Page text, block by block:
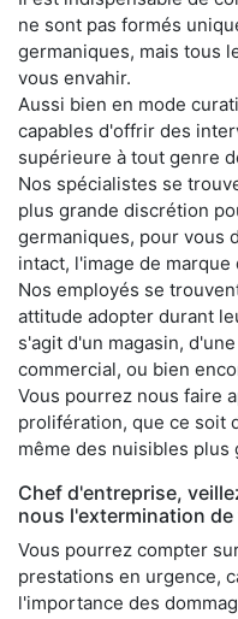
ne sont pas formés
germaniques, mais tous
vous envahir.
Aussi bien en mode
capables d'offrir des
supérieure à tout genre
Nos spécialistes se
plus grande discrétion
germaniques, pour vous
intact, l'image de
Nos employés se
attitude adopter durant
s'agit d'un magasin,
commercial, ou bien
Vous pourrez nous faire
prolifération, que ce soit
même des nuisibles
Chef d'entreprise,
nous l'extermination
Vous pourrez compter
prestations en urgence,
l'importance des